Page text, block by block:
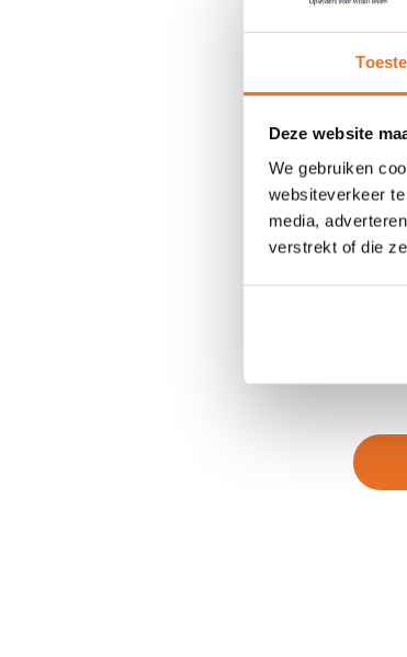
Deze website
We gebruiken
websiteverkeer
media,
verstrekt of die